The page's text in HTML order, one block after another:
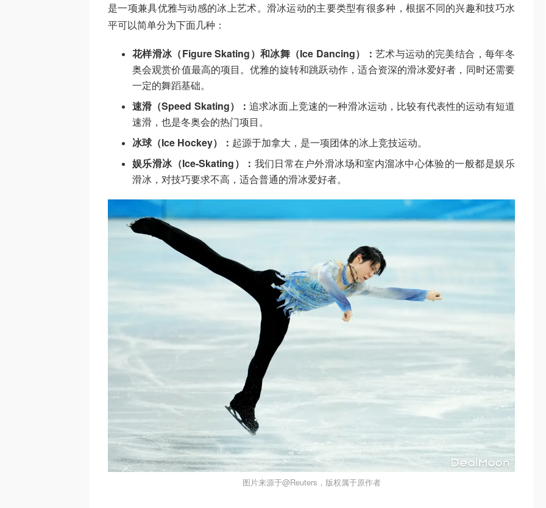
是一项兼具优雅与动感的冰上艺术。滑冰运动的主要类型有很多种，根据不同的兴趣和技巧水
平可以简单分为下面几种：
花样滑冰（Figure Skating）和冰舞（Ice Dancing）： 艺术与运动的完美结合，每年冬
奥会观赏价值最高的项目。优雅的旋转和跳跃动作，适合资深的滑冰爱好者，同时还需要
一定的舞蹈基础。
速滑（Speed Skating）：追求冰面上竞速的一种滑冰运动，比较有代表性的运动有短道
速滑，也是冬奥会的热门项目。
冰球（Ice Hockey）： 起源于加拿大，是一项团体的冰上竞技运动。
娱乐滑冰（Ice-Skating）： 我们日常在户外滑冰场和室内溜冰中心体验的一般都是娱乐
滑冰，对技巧要求不高，适合普通的滑冰爱好者。
图片来源于@Reuters，版权属于原作者